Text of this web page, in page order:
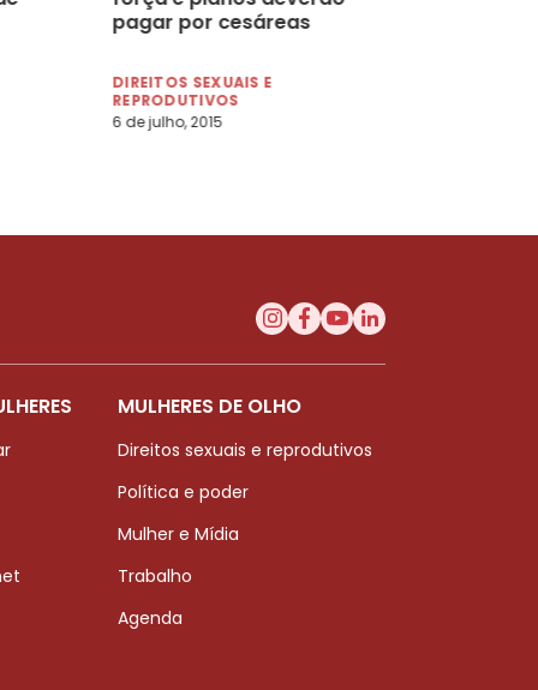
pagar por cesáreas
DIREITOS SEXUAIS E
REPRODUTIVOS
6 de julho, 2015
MULHERES DE OLHO
Direitos sexuais e reprodutivos
Política e poder
Mulher e Mídia
Trabalho
Agenda